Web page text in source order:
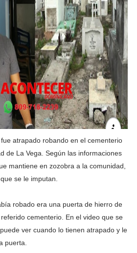
atrapado robando en el cementerio
de La Vega. Según las informaciones
mantiene en zozobra a la comunidad,
se le imputan.
robado era una puerta de hierro de
cementerio. En el video que se
ver cuando lo tienen atrapado y le
puerta.